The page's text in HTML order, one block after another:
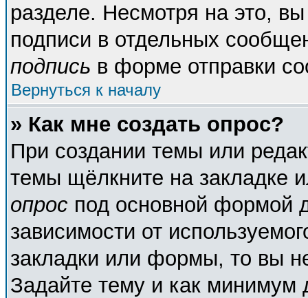
разделе. Несмотря на это,
подписи в отдельных
подпись в форме отправки
Вернуться к началу
» Как мне создать опрос?
При создании темы или
темы щёлкните на закладке
опрос под основной формой
зависимости от
закладки или формы, то вы
Задайте тему и как минимум